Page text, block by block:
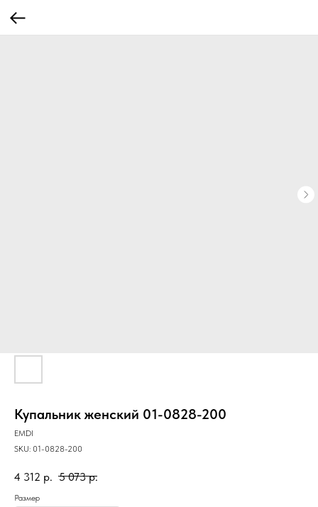
Купальник женский 01-0828-200
EMDI
SKU: 01-0828-200
4 312 р. 5 073 р.
Размер